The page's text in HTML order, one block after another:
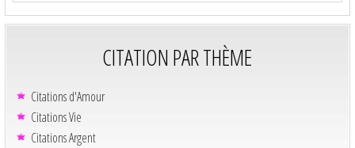
CITATION PAR THÈME
Citations d'Amour
Citations Vie
Citations Argent